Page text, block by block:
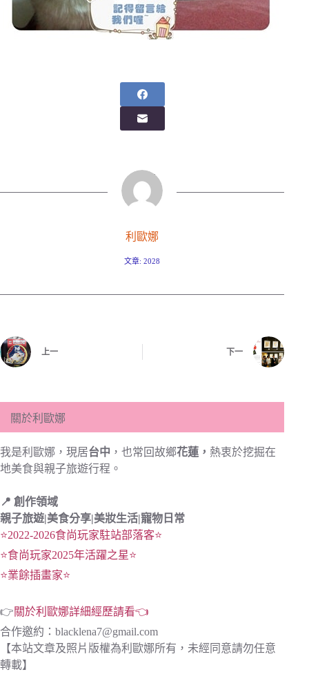
利歐娜
文章: 2028
上一 下一
關於利歐娜
我是利歐娜，現居台中 ，也常回故鄉花蓮， 熱衷於挖掘在
地美食與親子旅遊行程。
📍 創作領域
親子旅遊|美食分享|美妝生活|寵物日常
⭐2022-2026食尚玩家駐站部落客⭐
⭐食尚玩家2025年活躍之星⭐
⭐業餘插畫家⭐
👉關於利歐娜詳細經歷請看👈
合作邀約： blacklena7@gmail.com
【本站文章及照片版權為利歐娜所有，未經同意請勿任意
轉載】